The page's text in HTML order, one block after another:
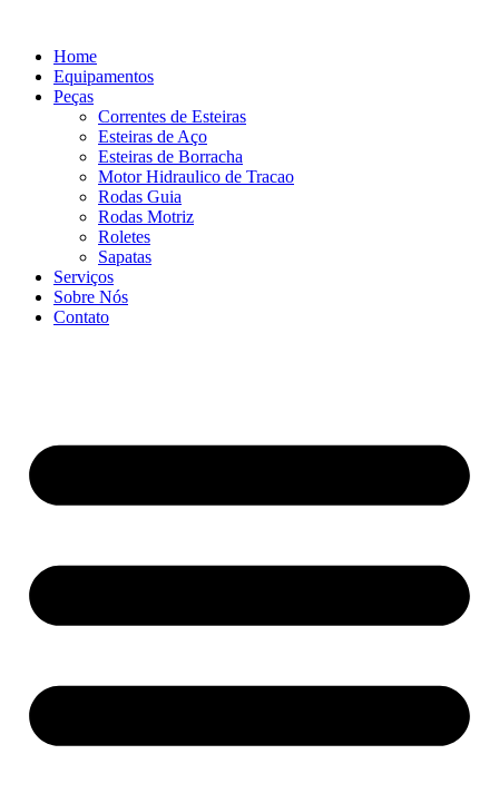
conteúdo
Home
Equipamentos
Peças
Correntes de Esteiras
Esteiras de Aço
Esteiras de Borracha
Motor Hidraulico de Tracao
Rodas Guia
Rodas Motriz
Roletes
Sapatas
Serviços
Sobre Nós
Contato